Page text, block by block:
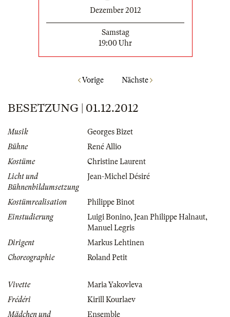
Dezember 2012
Samstag
19:00 Uhr
Vorige Nächste
BESETZUNG | 01.12.2012
Musik
Georges Bizet
Bühne
René Allio
Kostüme
Christine Laurent
Licht und
Bühnenbildumsetzung
Jean-Michel Désiré
Kostümrealisation
Philippe Binot
Einstudierung
Luigi Bonino, Jean Philippe Halnaut,
Manuel Legris
Dirigent
Markus Lehtinen
Choreographie
Roland Petit
Vivette
Maria Yakovleva
Frédéri
Kirill Kourlaev
Mädchen und
Ensemble